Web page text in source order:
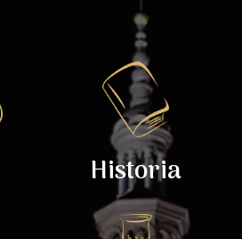
Historia